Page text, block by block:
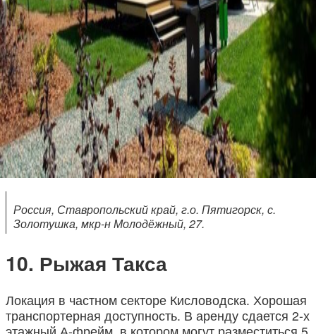
Россия, Ставропольский край, г.о. Пятигорск, с.
Золотушка, мкр-н Молодёжный, 27.
Рыжая Такса
Локация в частном секторе Кисловодска. Хорошая
транспортерная доступность. В аренду сдается 2-х